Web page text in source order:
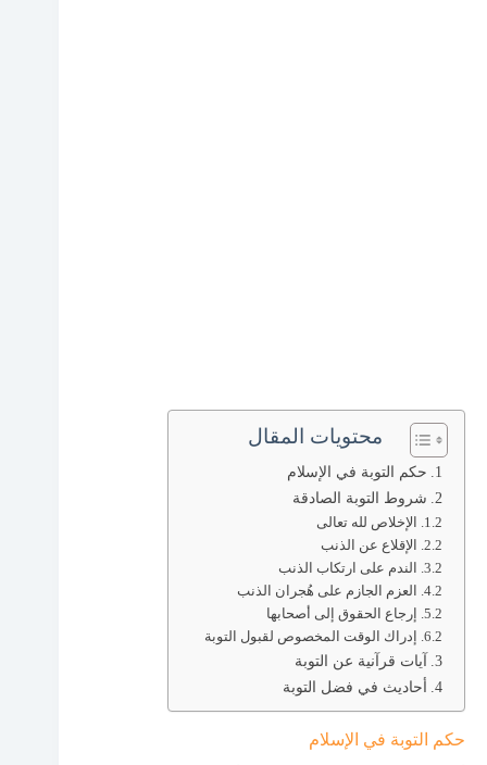
محتويات المقال
حكم التوبة في الإسلام
شروط التوبة الصادقة
الإخلاص لله تعالى
الإقلاع عن الذنب
الندم على ارتكاب الذنب
العزم الجازم على هُجران الذنب
إرجاع الحقوق إلى أصحابها
إدراك الوقت المخصوص لقبول التوبة
آيات قرآنية عن التوبة
أحاديث في فضل التوبة
حكم التوبة في الإسلام